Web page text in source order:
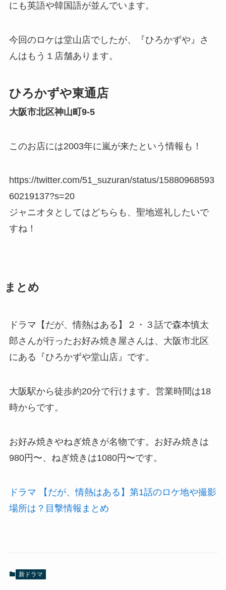
にも英語や韓国語が並んでいます。
今回のロケは堂山店でしたが、『ひろかずや』さ
んはもう１店舗あります。
ひろかずや東通店
大阪市北区神山町9-5
このお店には2003年に嵐が来たという情報も！
https://twitter.com/51_suzuran/status/15880968593
60219137?s=20
ジャニオタとしてはどちらも、聖地巡礼したいで
すね！
まとめ
ドラマ【だが、情熱はある】２・３話で森本慎太
郎さんが行ったお好み焼き屋さんは、大阪市北区
にある『ひろかずや堂山店』です。
大阪駅から徒歩約20分で行けます。営業時間は18
時からです。
お好み焼きやねぎ焼きが名物です。お好み焼きは
980円〜、ねぎ焼きは1080円〜です。
ドラマ 【だが、情熱はある】第1話のロケ地や撮影
場所は？目撃情報まとめ
新ドラマ